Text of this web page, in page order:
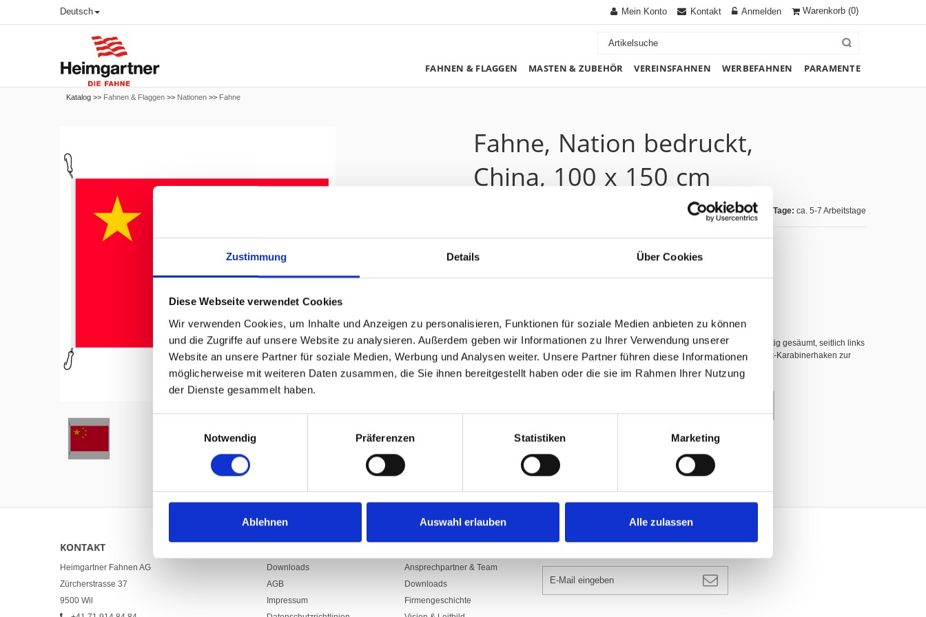
Zustimmung Details Über Cookies
Diese Webseite verwendet Cookies
Wir verwenden Cookies, um Inhalte und Anzeigen zu personalisieren, Funktionen für soziale Medien anbieten zu können
und die Zugriffe auf unsere Website zu analysieren. Außerdem geben wir Informationen zu Ihrer Verwendung unserer
Website an unsere Partner für soziale Medien, Werbung und Analysen weiter. Unsere Partner führen diese Informationen
möglicherweise mit weiteren Daten zusammen, die Sie ihnen bereitgestellt haben oder die sie im Rahmen Ihrer Nutzung
der Dienste gesammelt haben.
Notwendig
Präferenzen Statistiken Marketing
Ablehnen Auswahl erlauben Alle zulassen
Deutsch Warenkorb (0)
Mein Konto Kontakt Anmelden
FAHNEN & FLAGGEN MASTEN & ZUBEHÖR VEREINSFAHNEN WERBEFAHNEN PARAMENTE
Katalog >> Fahnen & Flaggen >> Nationen >> Fahne
Hover to zoom
Fahne, Nation bedruckt,
China, 100 x 150 cm
Lieferzeit Tage: ca. 5-7 Arbeitstage
97.50 CHF
Art.Nr: A000762
1300.SDS100CHN
Aus Polyesterstoff 160/165 gr./m2​, schwer entflammbar nach DIN 4102 B1, 3-seitig gesäumt, seitlich links
mit Gurte, Seil und rostfreien Karabinerhaken (INOX), dazwischen weisse Plastik-Karabinerhaken zur
Seilführung, Rückseite Spiegelbild.
KONTAKT
Heimgartner Fahnen AG
Zürcherstrasse 37
9500 Wil
LINKS
Downloads
AGB
Impressum
UNTERNEHMEN
Ansprechpartner & Team
Downloads
Firmengeschichte
NEWSLETTER ANMELDEN